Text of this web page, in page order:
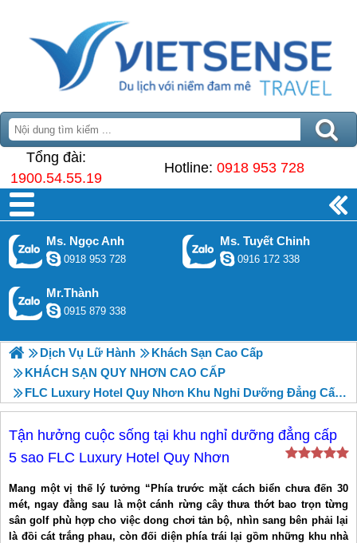
Tổng đài:
1900.54.55.19
Hotline: 0918 953 728
Ms. Ngọc Anh
0918 953 728
Ms. Tuyết Chinh
0916 172 338
Mr.Thành
0915 879 338
Dịch Vụ Lữ Hành
Khách Sạn Cao Cấp
KHÁCH SẠN QUY NHƠN CAO CẤP
FLC Luxury Hotel Quy Nhơn Khu Nghỉ Dưỡng Đẳng Cấp 5 Sao
Tận hưởng cuộc sống tại khu nghỉ dưỡng đẳng cấp
5 sao FLC Luxury Hotel Quy Nhơn
Mang một vị thế lý tưởng “Phía trước mặt cách biển chưa đến 30
mét, ngay đằng sau là một cánh rừng cây thưa thớt bao trọn từng
sân golf phù hợp cho việc dong chơi tản bộ, nhìn sang bên phải lại
là đồi cát trắng phau, còn đối diện phía trái lại gồm những khu nhà